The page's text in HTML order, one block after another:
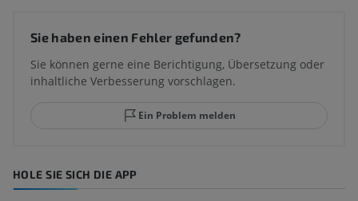
Sie haben einen Fehler gefunden?
Sie können gerne eine Berichtigung, Übersetzung oder
inhaltliche Verbesserung vorschlagen.
Ein Problem melden
HOLE SIE SICH DIE APP